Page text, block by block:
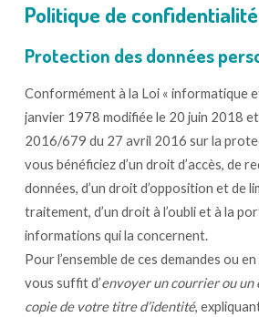
Politique de confidentialité
Protection des données
Conformément à la Loi « informatique
janvier 1978 modifiée le 20 juin 2018 et
2016/679 du 27 avril 2016 sur la
vous bénéficiez d’un droit d’accès, de
données, d’un droit d’opposition et de
traitement, d’un droit à l’oubli et à la
informations qui la concernent.
Pour l’ensemble de ces demandes ou
vous suffit d’envoyer un courrier ou un
copie de votre titre d’identité,